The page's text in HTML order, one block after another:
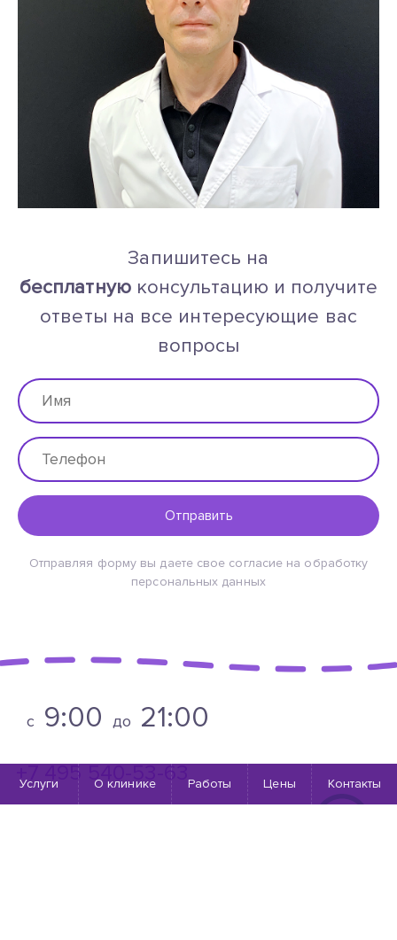
Запишитесь на
бесплатнуюконсультацию и получите
ответы на все интересующие вас
вопросы
Отправить
Отправляя форму вы даете свое согласие на обработку
персональных данных
c 9:00 до 21:00
+7 495 540-53-63
Услуги О клинике Работы Цены Контакты